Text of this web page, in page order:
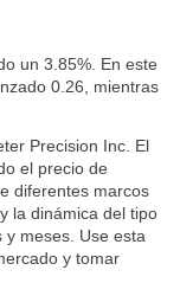
un 3.85% . En este
0.26, mientras
Precision Inc. El
el precio de
diferentes marcos
la dinámica del tipo
meses. Use esta
y tomar